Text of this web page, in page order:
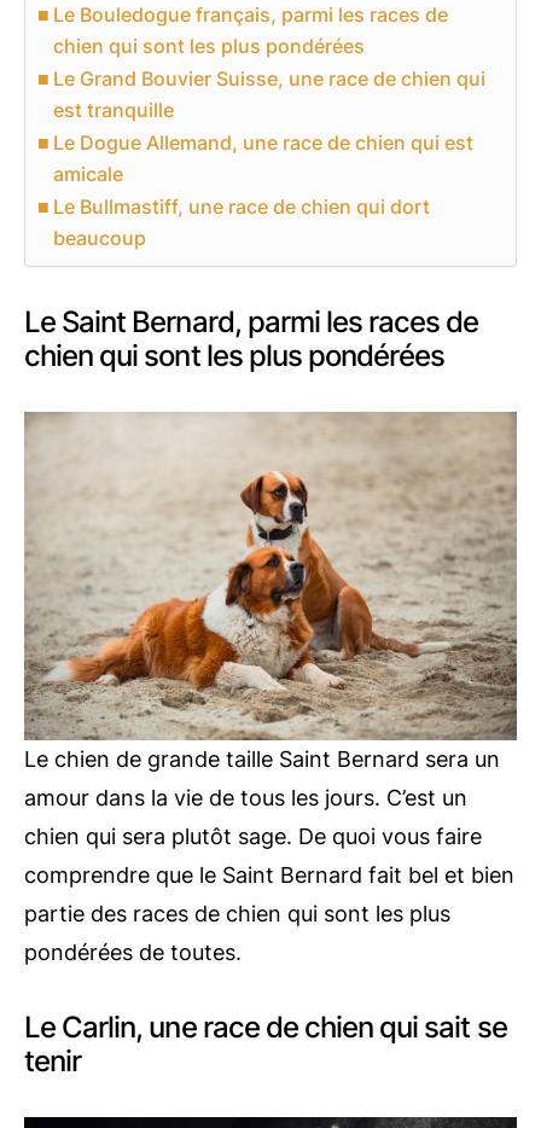
Le Bouledogue français, parmi les races de
chien qui sont les plus pondérées
Le Grand Bouvier Suisse, une race de chien qui
est tranquille
Le Dogue Allemand, une race de chien qui est
amicale
Le Bullmastiff, une race de chien qui dort
beaucoup
Le Saint Bernard, parmi les races de
chien qui sont les plus pondérées
Le chien de grande taille Saint Bernard sera un
amour dans la vie de tous les jours. C’est un
chien qui sera plutôt sage. De quoi vous faire
comprendre que le Saint Bernard fait bel et bien
partie des races de chien qui sont les plus
pondérées de toutes.
Le Carlin, une race de chien qui sait se
tenir